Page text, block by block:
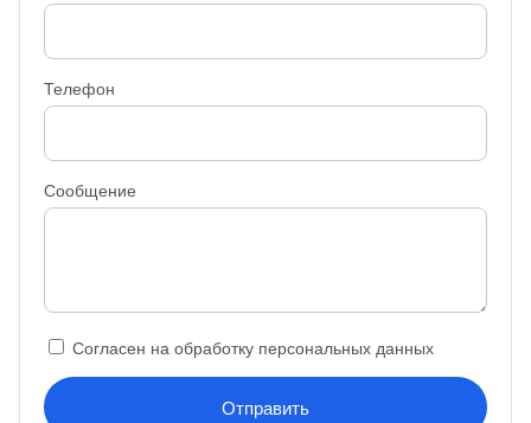
Телефон
Сообщение
Согласен на обработку персональных данных
Отправить